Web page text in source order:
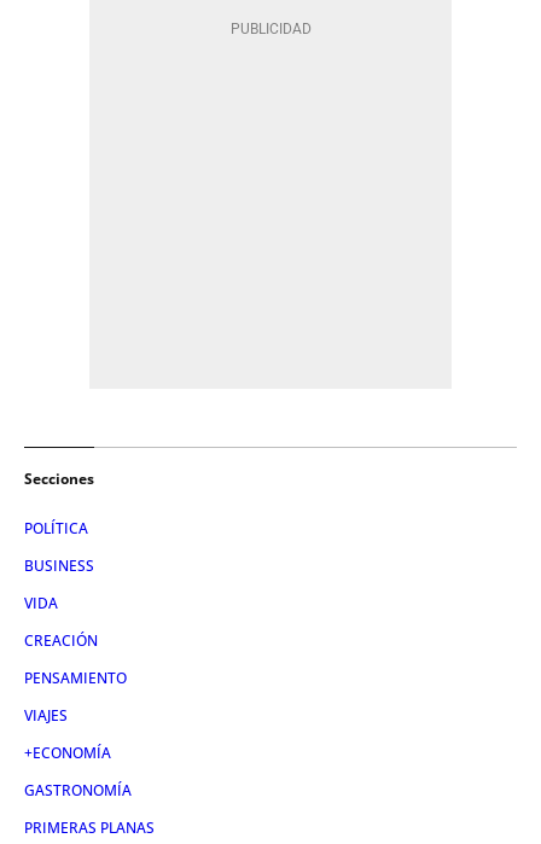
Secciones
POLÍTICA
BUSINESS
VIDA
CREACIÓN
PENSAMIENTO
VIAJES
+ECONOMÍA
GASTRONOMÍA
PRIMERAS PLANAS